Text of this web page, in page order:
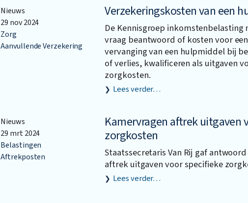
Nieuws
29 nov 2024
Zorg
Aanvullende Verzekering
Verzekeringskosten van een
De Kennisgroep inkomstenbelasting
vraag beantwoord of kosten voor
vervanging van een hulpmiddel bij
of verlies, kwalificeren als uitgaven
zorgkosten.
Lees verder…
Nieuws
29 mrt 2024
Belastingen
Aftrekposten
Kamervragen aftrek uitgaven
zorgkosten
Staatssecretaris Van Rij gaf
aftrek uitgaven voor specifieke
Lees verder…